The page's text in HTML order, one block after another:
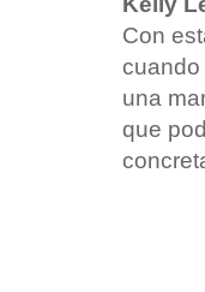
Con
cuando
una
que